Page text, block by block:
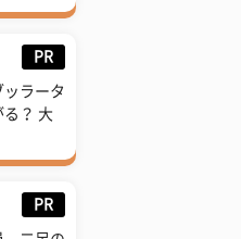
PR
ッラータ
？ 大
PR